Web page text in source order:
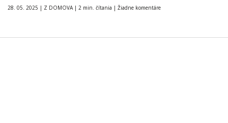
28. 05. 2025 | Z DOMOVA | 2 min. čítania | Žiadne komentáre